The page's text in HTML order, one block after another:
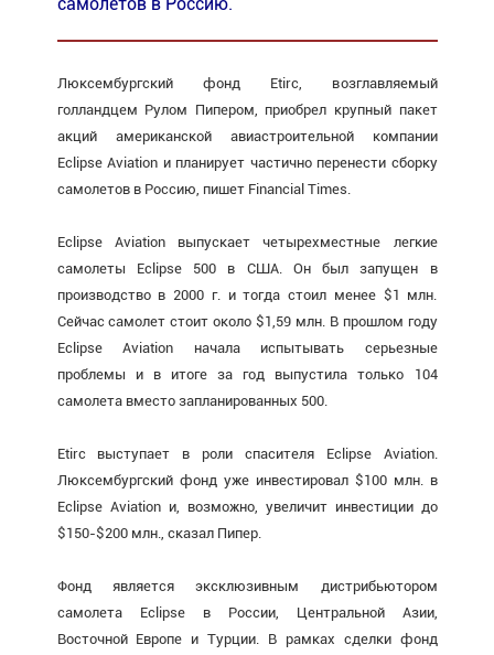
Люксембургский фонд Etirc, возглавляемый
голландцем Рулом Пипером, приобрел крупный пакет
акций американской авиастроительной компании
Eclipse Aviation и планирует частично перенести сборку
самолетов в Россию, пишет Financial Times.
Eclipse Aviation выпускает четырехместные легкие
самолеты Eclipse 500 в США. Он был запущен в
производство в 2000 г. и тогда стоил менее $1 млн.
Сейчас самолет стоит около $1,59 млн. В прошлом году
Eclipse Aviation начала испытывать серьезные
проблемы и в итоге за год выпустила только 104
самолета вместо запланированных 500.
Etirc выступает в роли спасителя Eclipse Aviation.
Люксембургский фонд уже инвестировал $100 млн. в
Eclipse Aviation и, возможно, увеличит инвестиции до
$150-$200 млн., сказал Пипер.
Фонд является эксклюзивным дистрибьютором
самолета Eclipse в России, Центральной Азии,
Восточной Европе и Турции. В рамках сделки фонд